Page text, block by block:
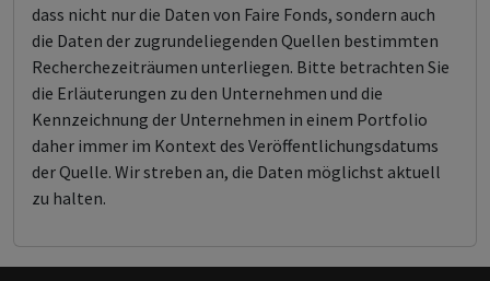
dass nicht nur die Daten von Faire Fonds, sondern auch
die Daten der zugrundeliegenden Quellen bestimmten
Recherchezeiträumen unterliegen. Bitte betrachten Sie
die Erläuterungen zu den Unternehmen und die
Kennzeichnung der Unternehmen in einem Portfolio
daher immer im Kontext des Veröffentlichungsdatums
der Quelle. Wir streben an, die Daten möglichst aktuell
zu halten.